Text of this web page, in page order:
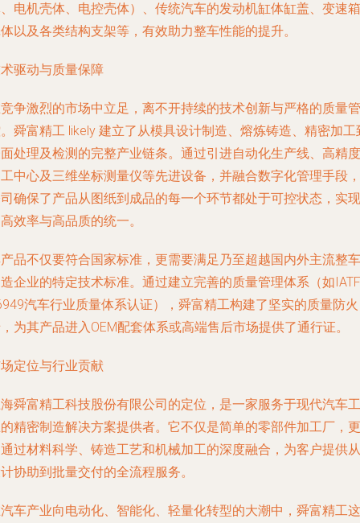
电机壳体、电控壳体）、传统汽车的发动机缸体缸盖、变速箱
以及各类结构支架等，有效助力整车性能的提升。
驱动与质量保障
争激烈的市场中立足，离不开持续的技术创新与严格的质量管
舜富精工 likely 建立了从模具设计制造、熔炼铸造、精密加工
处理及检测的完整产业链条。通过引进自动化生产线、高精度
中心及三维坐标测量仪等先进设备，并融合数字化管理手段，
确保了产品从图纸到成品的每一个环节都处于可控状态，实现
效率与高品质的统一。
品不仅要符合国家标准，更需要满足乃至超越国内外主流整车
企业的特定技术标准。通过建立完善的质量管理体系（如IATF
汽车行业质量体系认证），舜富精工构建了坚实的质量防火
为其产品进入OEM配套体系或高端售后市场提供了通行证。
定位与行业贡献
舜富精工科技股份有限公司的定位，是一家服务于现代汽车工
精密制造解决方案提供者。它不仅是简单的零部件加工厂，更
过材料科学、铸造工艺和机械加工的深度融合，为客户提供从
协助到批量交付的全流程服务。
车产业向电动化、智能化、轻量化转型的大潮中，舜富精工这